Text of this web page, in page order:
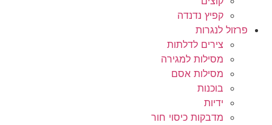
קפיץ נדנדה
פרזול לנגרות
צירים לדלתות
מסילות למגירה
מסילות אסם
בוכנות
ידיות
מדבקות כיסוי חור